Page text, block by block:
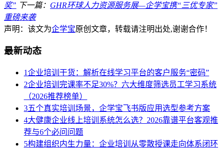
奖” 下一篇： GHR环球人力资源服务展—企学宝携“三优专家”
重磅来袭
声明：该文为企学宝原创文章，转载请注明出处,谢谢合作！
最新动态
1企业培训干货：解析在线学习平台的客户服务“密码”
2企业培训完课率不足30%？六大维度筛选员工学习系统
（2026推荐榜单）
3五个真实培训场景，企学宝飞书版应用选型参考方案
4大健康企业线上培训系统怎么选？2026靠谱平台客观推
荐与6个必问问题
5构建组织内生力量：企业培训从零散授课走向体系闭环